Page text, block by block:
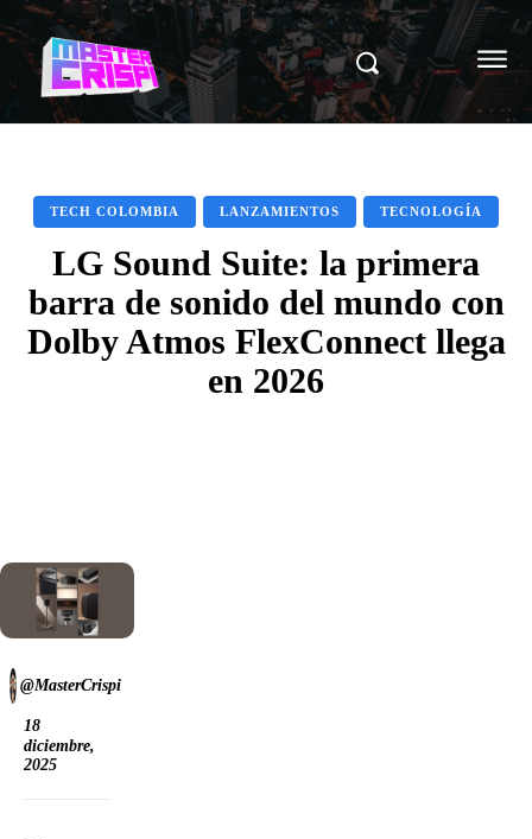
TECH COLOMBIA LANZAMIENTOS TECNOLOGÍA
LG Sound Suite: la primera
barra de sonido del mundo con
Dolby Atmos FlexConnect llega
en 2026
@MasterCrispi
18
diciembre,
2025